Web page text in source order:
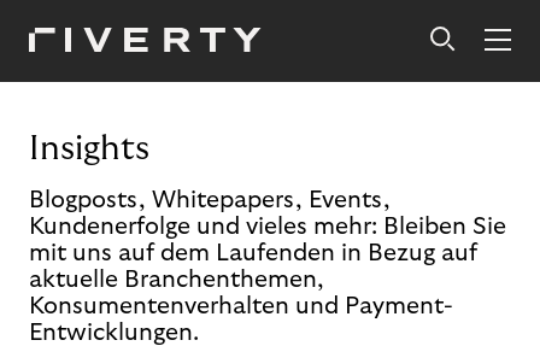
Insights
Blogposts, Whitepapers, Events,
Kundenerfolge und vieles mehr: Bleiben Sie
mit uns auf dem Laufenden in Bezug auf
aktuelle Branchenthemen,
Konsumentenverhalten und Payment-
Entwicklungen.